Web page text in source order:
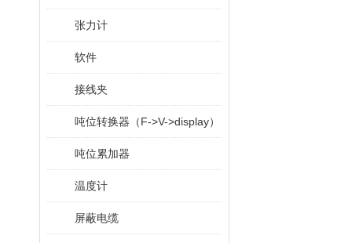
张力计
软件
接线夹
吨位转换器（F->V->display）
吨位累加器
温度计
屏蔽电缆